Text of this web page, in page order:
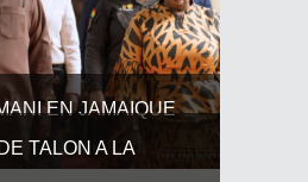
EN JAMAIQUE
TALON A LA